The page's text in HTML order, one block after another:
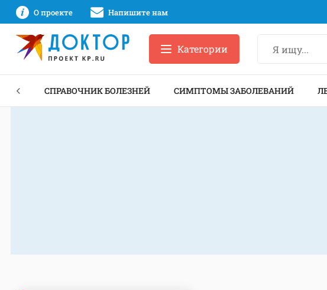
О проекте Напишите нам
Категории
СПРАВОЧНИК БОЛЕЗНЕЙ СИМПТОМЫ ЗАБОЛЕВАНИЙ